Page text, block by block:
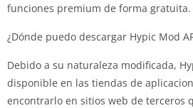
funciones premium de forma gratuita.
¿Dónde puedo descargar Hypic Mod
Debido a su naturaleza modificada,
disponible en las tiendas de
encontrarlo en sitios web de terceros